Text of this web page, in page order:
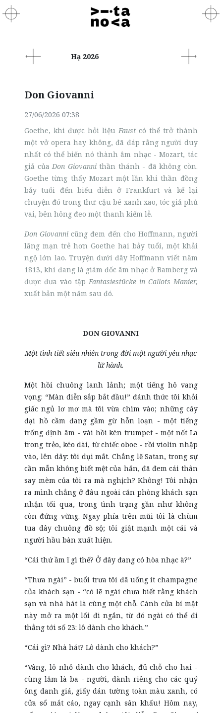
Hạ 2026
Don Giovanni
27/06/2026 07:38
Goethe, khi được hỏi liệu Faustcó thể trở thành
một vở opera hay không, đã đáp rằng người duy
nhất có thể biến nó thành âm nhạc - Mozart, tác
giả củaDon Giovannithần thánh - đã không còn.
Goethe từng thấy Mozart một lần khi thần đồng
bảy tuổi đến biểu diễn ở Frankfurt và kể lại
chuyện đó trong thư: cậu bé xanh xao, tóc giả phủ
vai, bên hông đeo một thanh kiếm lễ.
Don Giovannicũng đem đến cho Hoffmann, người
lãng mạn trẻ hơn Goethe hai bảy tuổi, một khải
ngộ lớn lao. Truyện dưới đây Hoffmann viết năm
1813, khi đang là giám đốc âm nhạc ở Bamberg và
được đưa vào tập Fantasiestücke in Callots Manier,
xuất bản một năm sau đó.
DON GIOVANNI
Một tình tiết siêu nhiên trong đời một người yêu nhạc
lữ hành.
Một hồi chuông lanh lảnh; một tiếng hô vang
vọng: “Màn diễn sắp bắt đầu!” đánh thức tôi khỏi
giấc ngủ lơ mơ mà tôi vừa chìm vào; những cây
đại hồ cầm đang gầm gừ hỗn loạn - một tiếng
trống định âm - vài hồi kèn trumpet - một nốt La
trong trẻo, kéo dài, từ chiếc oboe - rồi violin nhập
vào, lên dây: tôi dụi mắt. Chẳng lẽ Satan, trong sự
cần mẫn không biết mệt của hắn, đã đem cái thân
say mèm của tôi ra mà nghịch? Không! Tôi nhận
ra mình chẳng ở đâu ngoài căn phòng khách sạn
nhận tối qua, trong tình trạng gần như không
còn đứng vững. Ngay phía trên mũi tôi là chùm
tua dây chuông đồ sộ; tôi giật mạnh một cái và
người hầu bàn xuất hiện.
“Cái thứ ầm ĩ gì thế? Ở đây đang có hòa nhạc à?”
“Thưa ngài” - buổi trưa tôi đã uống ít champagne
của khách sạn - “có lẽ ngài chưa biết rằng khách
sạn và nhà hát là cùng một chỗ. Cánh cửa bí mật
này mở ra một lối đi ngắn, từ đó ngài có thể đi
thẳng tới số 23: lô dành cho khách.”
“Cái gì? Nhà hát? Lô dành cho khách?”
“Vâng, lô nhỏ dành cho khách, đủ chỗ cho hai -
cùng lắm là ba - người, dành riêng cho các quý
ông danh giá, giấy dán tường toàn màu xanh, có
cửa sổ mắt cáo, ngay cạnh sân khấu! Hôm nay,